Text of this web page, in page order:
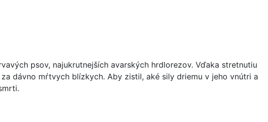
psov, najukrutnejších avarských hrdlorezov. Vďaka stretnutiu
dávno mŕtvych blízkych. Aby zistil, aké sily driemu v jeho vnútri a